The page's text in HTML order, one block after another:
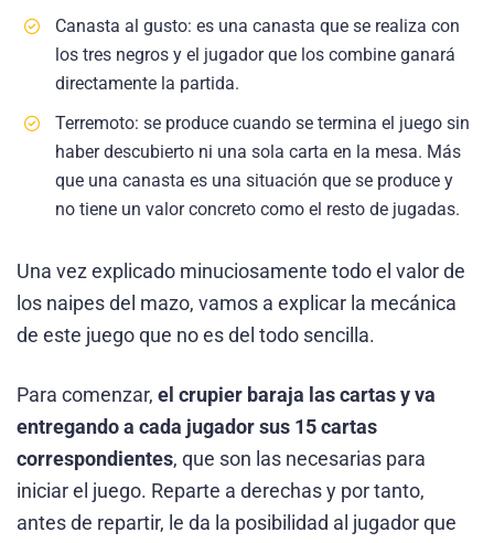
Canasta al gusto: es una canasta que se realiza con
los tres negros y el jugador que los combine ganará
directamente la partida.
Terremoto: se produce cuando se termina el juego sin
haber descubierto ni una sola carta en la mesa. Más
que una canasta es una situación que se produce y
no tiene un valor concreto como el resto de jugadas.
Una vez explicado minuciosamente todo el valor de
los naipes del mazo, vamos a explicar la mecánica
de este juego que no es del todo sencilla.
Para comenzar, el crupier baraja las cartas y va
entregando a cada jugador sus 15 cartas
correspondientes, que son las necesarias para
iniciar el juego. Reparte a derechas y por tanto,
antes de repartir, le da la posibilidad al jugador que